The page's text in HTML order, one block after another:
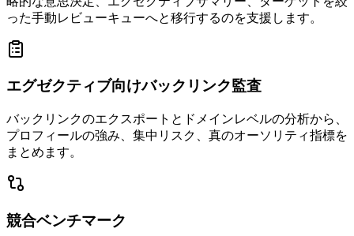
った手動レビューキューへと移行するのを支援します。
エグゼクティブ向けバックリンク監査
バックリンクのエクスポートとドメインレベルの分析から、
プロフィールの強み、集中リスク、真のオーソリティ指標を
まとめます。
競合ベンチマーク